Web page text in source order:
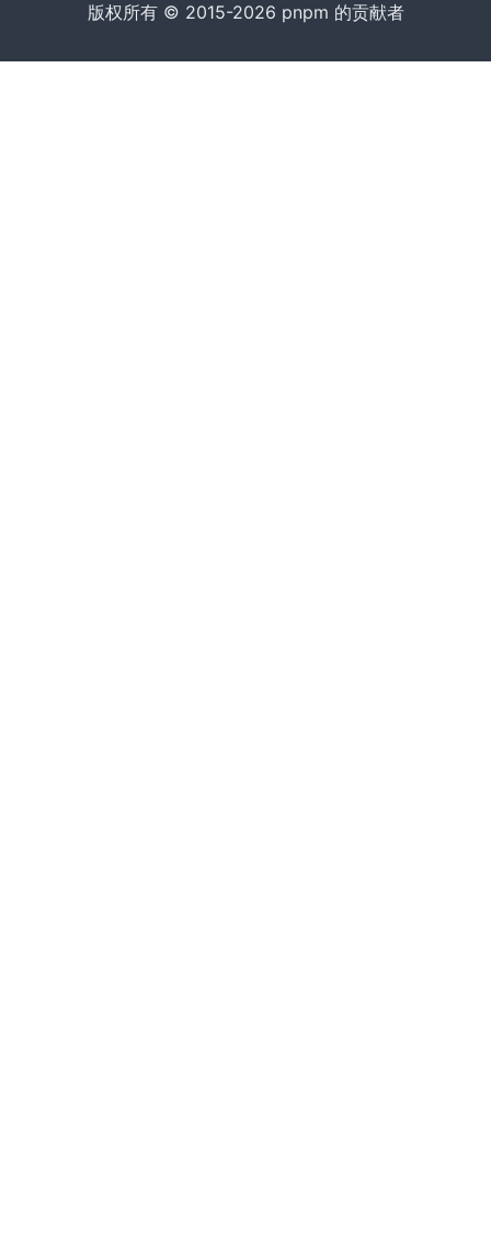
版权所有 © 2015-2026 pnpm 的贡献者